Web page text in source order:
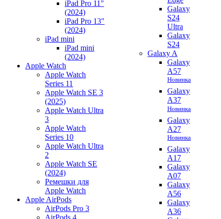
iPad Pro 11"
(2024)
iPad Pro 13"
(2024)
iPad mini
iPad mini
(2024)
Apple Watch
Apple Watch
Series 11
Apple Watch SE 3
(2025)
Apple Watch Ultra
3
Apple Watch
Series 10
Apple Watch Ultra
2
Apple Watch SE
(2024)
Ремешки для
Apple Watch
Apple AirPods
AirPods Pro 3
AirPods 4
Galaxy
S24
Ultra
Galaxy
S24
Galaxy A
Galaxy
A57
Новинка
Galaxy
A37
Новинка
Galaxy
A27
Новинка
Galaxy
A17
Galaxy
A07
Galaxy
A56
Galaxy
A36